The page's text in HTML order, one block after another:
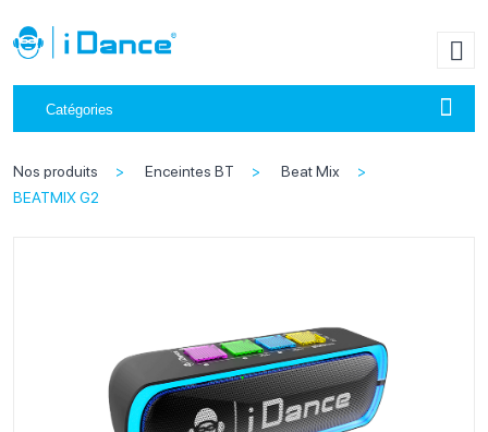
Catégories
Nos produits Enceintes BT
Beat Mix
BEATMIX G2